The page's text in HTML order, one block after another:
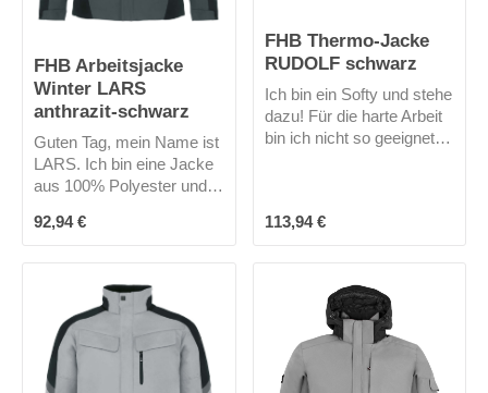
FHB Arbeitsjacke
Winter LARS
anthrazit-schwarz
Guten Tag, mein Name ist
LARS. Ich bin eine Jacke
aus 100% Polyester und
habe keine Kapuze, aber
meine 2 Fronttaschen mit
Brusttaschen mit
Reißverschluss und eine
Stifttasche am Arm sorgen
dafür, dass du alles "am
Mann" hast, was du so
Regulärer Preis:
92,94 €
FHB Thermo-Jacke
RUDOLF schwarz
Ich bin ein Softy und stehe
dazu! Für die harte Arbeit
bin ich nicht so geeignet,
Primaloft-Ausstattung
halte ich dich schön warm
und bin atmungsaktiv.
Stylish, aber nicht
zünftig!Mich gibt es nur in
schwarz.
Regulärer Preis:
113,94 €